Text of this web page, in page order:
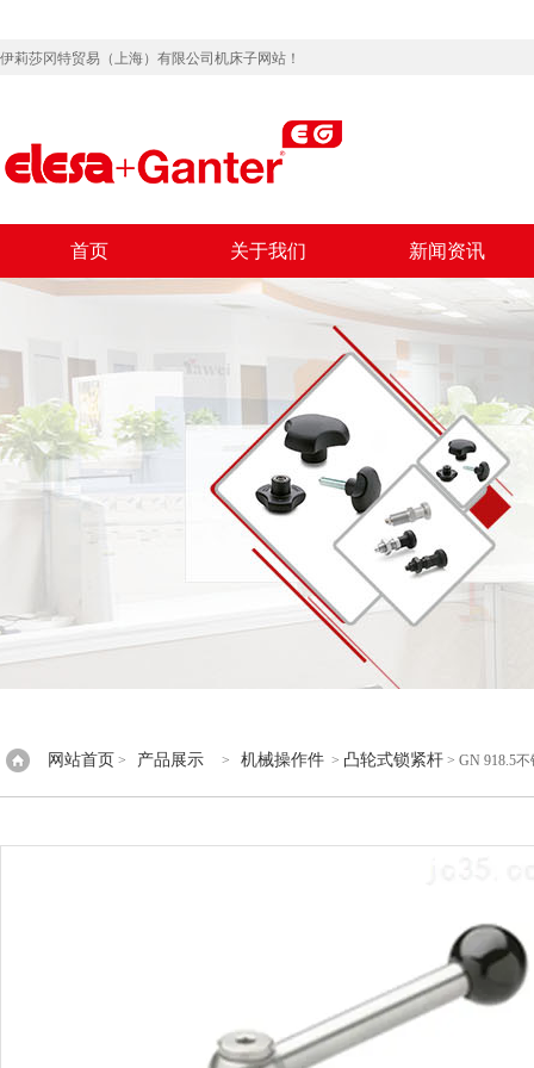
伊莉莎冈特贸易（上海）有限公司机床子网站！
首页 关于我们 新闻资讯
网站首页 > 产品展示 > 机械操作件 > 凸轮式锁紧杆 > GN 918.5